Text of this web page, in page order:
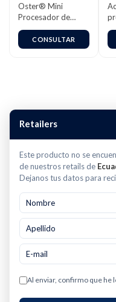
Oster® Mini
Procesador de
Alimentos,
Picatodo, de 2
velocidades,
CONSULTAR
Retailers
Este producto no se
de nuestros retails de
Dejanos tus datos para
Al enviar, confirmo que he